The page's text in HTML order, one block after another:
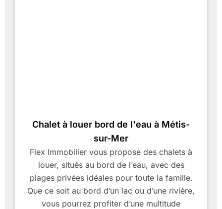
Chalet à louer bord de l'eau à Métis-
sur-Mer
Flex Immobilier vous propose des chalets à
louer, situés au bord de l’eau, avec des
plages privées idéales pour toute la famille.
Que ce soit au bord d’un lac ou d’une rivière,
vous pourrez profiter d’une multitude